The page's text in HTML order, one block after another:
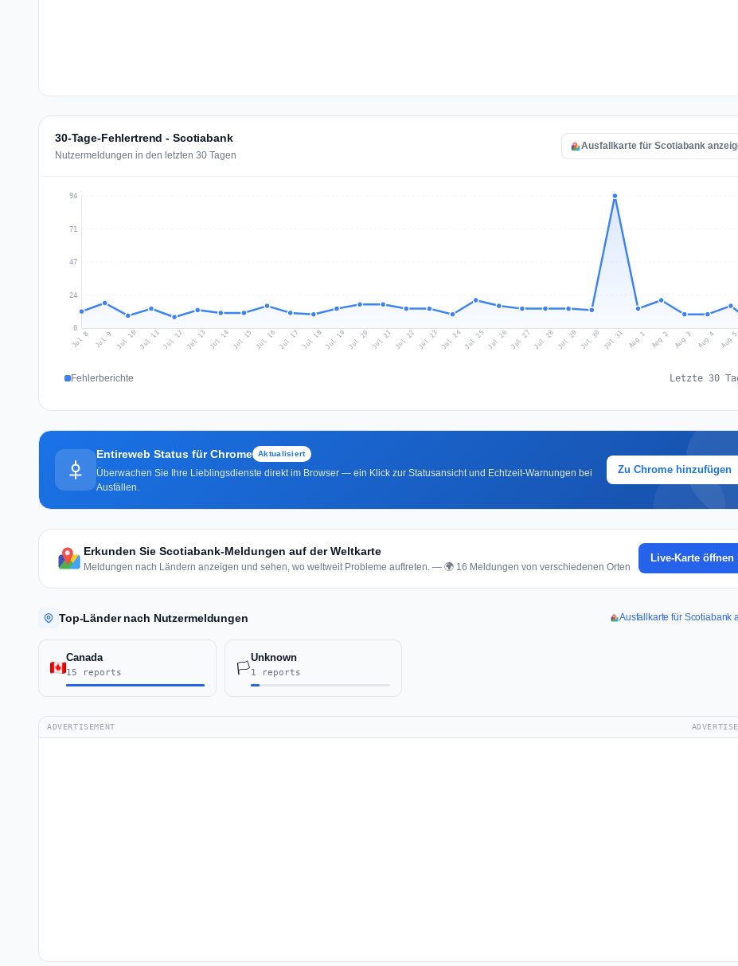
30-Tage-Fehlertrend - Scotiabank
Nutzermeldungen in den letzten 30 Tagen
Ausfallkarte für Scotiabank
0
24
47
71
94
Jul 8 Jul 9 Jul 10 Jul 11Jul 12 Jul 13 Jul 14 Jul 15 Jul 16Jul 17 Jul 18Jul 19 Jul 20 Jul 21 Jul 22 Jul 23 Jul 24Jul 25 Jul 26Jul 27 Jul 28 Jul 29 Jul 30 Jul 31 Aug 1 Aug 2 Aug 3 Aug 4 Aug 5
Fehlerberichte Letzte 30
Entireweb Status für Chrome Aktualisiert
Überwachen Sie Ihre Lieblingsdienste direkt im Browser — ein Klick zur Statusansicht und Echtzeit-Warnungen bei
Ausfällen.
Zu Chrome hinzufügen
Erkunden Sie Scotiabank-Meldungen auf der Weltkarte
Meldungen nach Ländern anzeigen und sehen, wo weltweit Probleme auftreten. — 🌍 16 Meldungen von verschiedenen Orten
Live-Karte öffnen
Top-Länder nach Nutzermeldungen Ausfallkarte für Scotiabank
Canada
15 reports 🏳️
Unknown
1 reports
ADVERTISEMENT